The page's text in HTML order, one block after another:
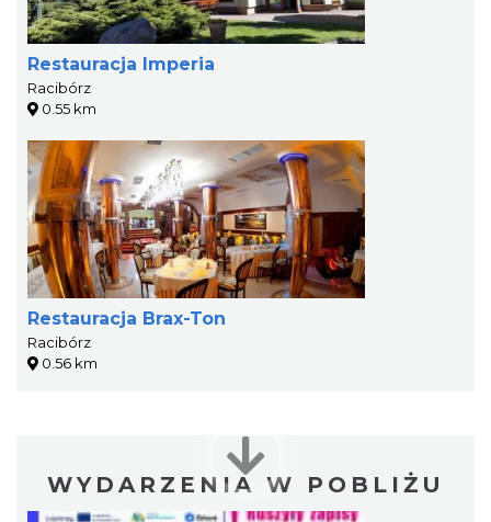
Restauracja Imperia
Racibórz
0.55 km
Restauracja Brax-Ton
Racibórz
0.56 km
WYDARZENIA W POBLIŻU